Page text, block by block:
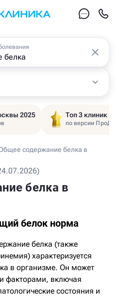
2025 Топ 3 клиник
по версии
содержание белка в
белка в
белок норма
белка (также
характеризуется
в организме. Он может
факторами, включая
состояния и